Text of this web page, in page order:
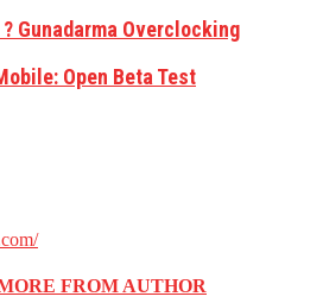
? Gunadarma Overclocking
Open Beta Test
FROM AUTHOR